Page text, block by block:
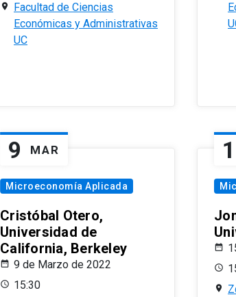
Facultad de Ciencias
Económicas y Administrativas
UC
9 MAR
Microeconomía Aplicada
Cristóbal Otero,
Universidad de
California, Berkeley
9 de Marzo de 2022
15:30